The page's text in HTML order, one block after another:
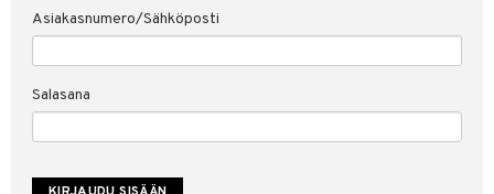
Koti & Sisustus
Lelut, Lapsi & Vauva
Tuotemerkkejä
Asiakasnumero/Sähköposti
Salasana
& vastauksia
myyntiehdot
suojaus